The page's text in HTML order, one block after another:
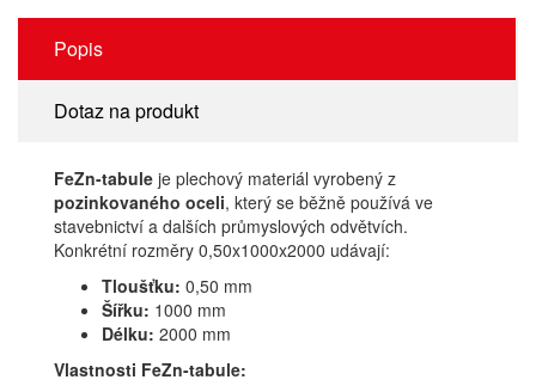
Popis
Dotaz na produkt
FeZn-tabule je plechový materiál vyrobený z
pozinkovaného oceli, který se běžně používá ve
stavebnictví a dalších průmyslových odvětvích.
Konkrétní rozměry 0,50x1000x2000 udávají:
Tloušťku: 0,50 mm
Šířku: 1000 mm
Délku: 2000 mm
Vlastnosti FeZn-tabule: